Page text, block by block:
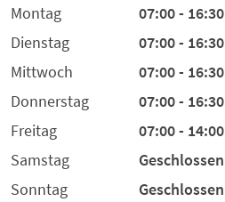
Montag
07:00 - 16:30
Dienstag
07:00 - 16:30
Mittwoch
07:00 - 16:30
Donnerstag
07:00 - 16:30
Freitag
07:00 - 14:00
Samstag
Geschlossen
Sonntag
Geschlossen